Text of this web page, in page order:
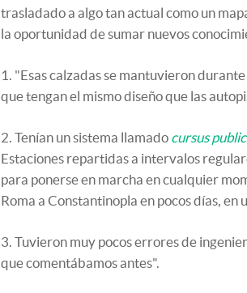
trasladado a algo tan actual como un
la oportunidad de sumar nuevos
1. "Esas calzadas se mantuvieron
que tengan el mismo diseño que las
2. Tenían un sistema llamado cursus
Estaciones repartidas a intervalos
para ponerse en marcha en cualquier
Roma a Constantinopla en pocos días,
3. Tuvieron muy pocos errores de
que comentábamos antes".